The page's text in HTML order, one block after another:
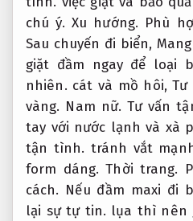
chú ý. Xu hướng. Phù
Sau chuyến đi biển,
giặt đầm ngay để loại
nhiên. cát và mồ hôi,
vàng. Nam nữ. Tư vấn
tay với nước lạnh và xà
tận tình. tránh vắt
form dáng.Thời trang.
cách. Nếu đầm maxi đi
lại sự tự tin. lụa thì nên